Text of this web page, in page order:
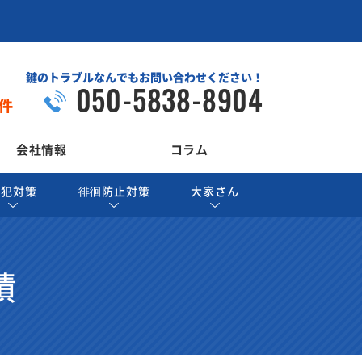
鍵のトラブルなんでもお問い合わせください！
050-5838-8904
会社情報 コラム
対策 徘徊防止対策 大家さん